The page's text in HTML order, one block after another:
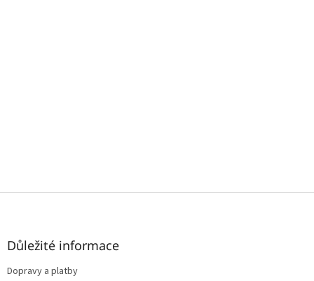
Z
Důležité informace
Dopravy a platby